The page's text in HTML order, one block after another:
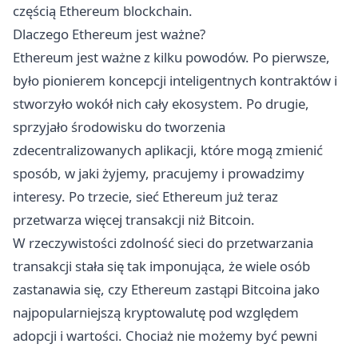
częścią Ethereum blockchain.
Dlaczego Ethereum jest ważne?
Ethereum jest ważne z kilku powodów. Po pierwsze,
było pionierem koncepcji inteligentnych kontraktów i
stworzyło wokół nich cały ekosystem. Po drugie,
sprzyjało środowisku do tworzenia
zdecentralizowanych aplikacji, które mogą zmienić
sposób, w jaki żyjemy, pracujemy i prowadzimy
interesy. Po trzecie, sieć Ethereum już teraz
przetwarza więcej transakcji niż Bitcoin.
W rzeczywistości zdolność sieci do przetwarzania
transakcji stała się tak imponująca, że wiele osób
zastanawia się, czy Ethereum zastąpi Bitcoina jako
najpopularniejszą kryptowalutę pod względem
adopcji i wartości. Chociaż nie możemy być pewni